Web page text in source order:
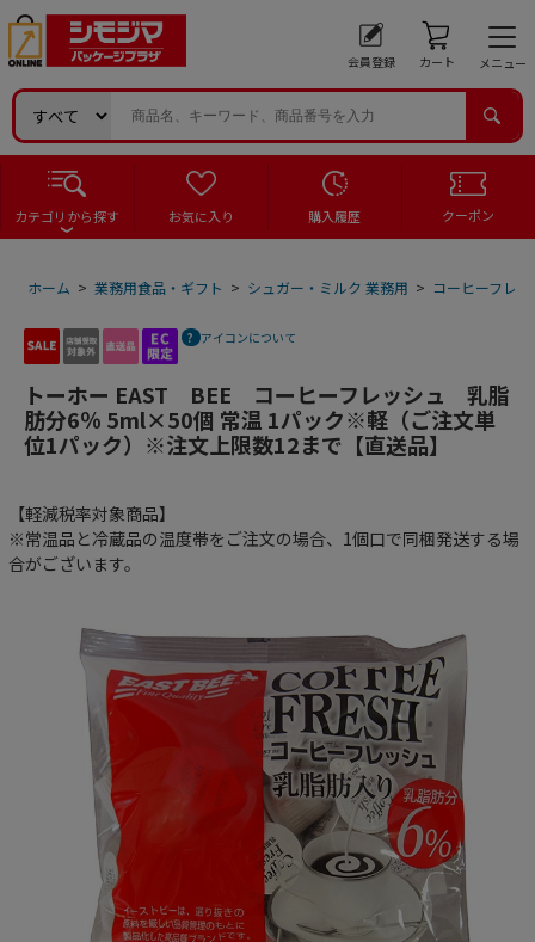
会員登録 カート メニュー
カテゴリから探す お気に入り 購入履歴 クーポン
ホーム > 業務用食品・ギフト > シュガー・ミルク 業務用 > コーヒーフレ
アイコンについて
トーホー EAST BEE コーヒーフレッシュ 乳脂
肪分6％ 5ml×50個 常温 1パック※軽（ご注文単
位1パック）※注文上限数12まで【直送品】
【軽減税率対象商品】
※常温品と冷蔵品の温度帯をご注文の場合、1個口で同梱発送する場
合がございます。